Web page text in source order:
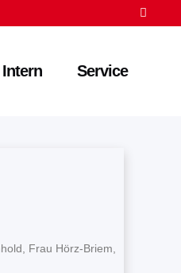
Intern Service
Frau Hörz-Briem,